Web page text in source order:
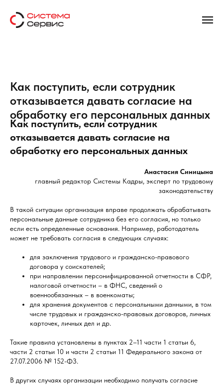
Как поступить, если сотрудник
отказывается давать согласие на
обработку его персональных данных
Как поступить, если сотрудник
отказывается давать согласие на
обработку его персональных данных
Анастасия Синицына
главный редактор Системы Кадры, эксперт по трудовому
законодательству
В такой ситуации организация вправе продолжать обрабатывать
персональные данные сотрудника без его согласия, но только
если есть определенные основания. Например, работодатель
может не требовать согласия в следующих случаях:
для заключения трудового и гражданско-правового
договора у соискателей;
при направлении персонифицированной отчетности в СФР,
налоговой отчетности – в ФНС, сведений о
военнообязанных – в военкоматы;
для хранения документов с персональными данными, в том
числе трудовых и гражданско-правовых договоров, личных
карточек, личных дел и др.
Такие правила установлены в пунктах 2–11 части 1 статьи 6,
части 2 статьи 10 и части 2 статьи 11 Федерального закона от
27.07.2006 № 152-ФЗ.
В других случаях организации необходимо получать согласие